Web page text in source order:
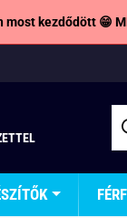
most kezdődött 😁